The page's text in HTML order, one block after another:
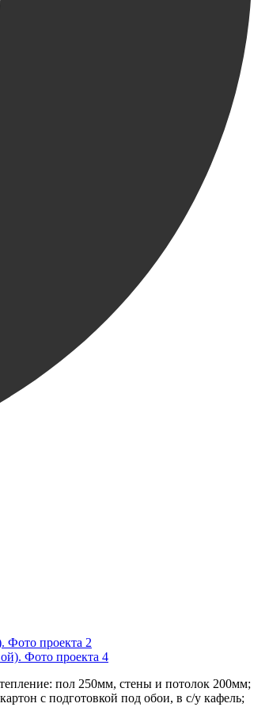
пол 250мм, стены и потолок 200мм;
с подготовкой под обои, в с/у кафель;